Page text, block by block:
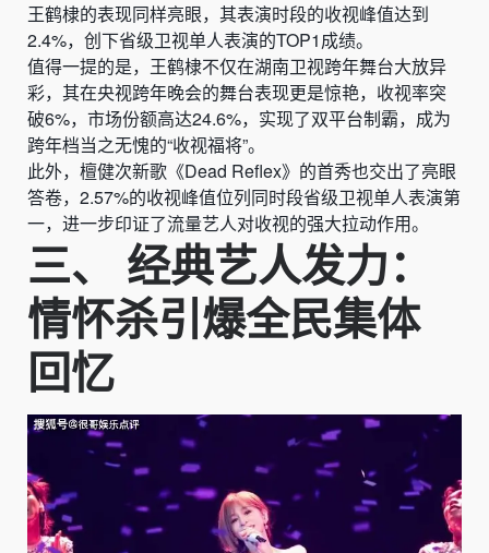
王鹤棣的表现同样亮眼，其表演时段的收视峰值达到
2.4%，创下省级卫视单人表演的TOP1成绩。
值得一提的是，王鹤棣不仅在湖南卫视跨年舞台大放异
彩，其在央视跨年晚会的舞台表现更是惊艳，收视率突
破6%，市场份额高达24.6%，实现了双平台制霸，成为
跨年档当之无愧的“收视福将”。
此外，檀健次新歌《Dead Reflex》的首秀也交出了亮眼
答卷，2.57%的收视峰值位列同时段省级卫视单人表演第
一，进一步印证了流量艺人对收视的强大拉动作用。
三、 经典艺人发力：
情怀杀引爆全民集体
回忆